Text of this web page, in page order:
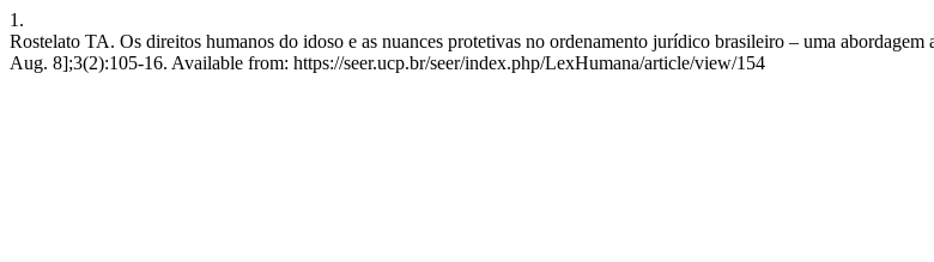
1.
Rostelato TA. Os direitos humanos do idoso e as nuances protetivas no ordenamento jurídico brasileiro – uma
Aug. 8];3(2):105-16. Available from: https://seer.ucp.br/seer/index.php/LexHumana/article/view/154